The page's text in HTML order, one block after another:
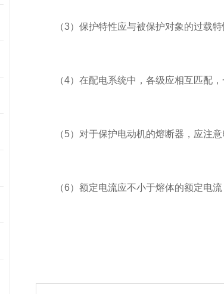
（3）保护特性应与被保护对象的过载特
（4）在配电系统中，各级应相互匹配，
（5）对于保护电动机的熔断器，应注意
（6）额定电流应不小于熔体的额定电流